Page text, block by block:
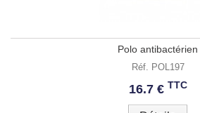
Polo antibactérien
Réf. POL197
16.7 € TTC